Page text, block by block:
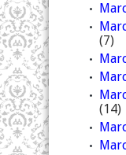
(7)
(14)